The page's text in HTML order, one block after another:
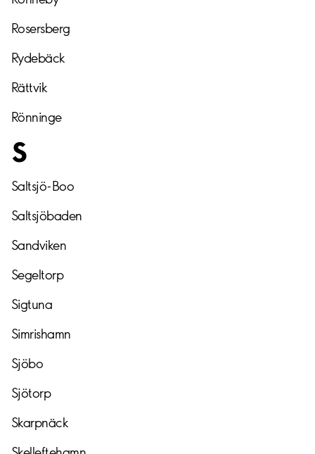
Rosersberg
Rydebäck
Rättvik
Rönninge
S
Saltsjö-Boo
Saltsjöbaden
Sandviken
Segeltorp
Sigtuna
Simrishamn
Sjöbo
Sjötorp
Skarpnäck